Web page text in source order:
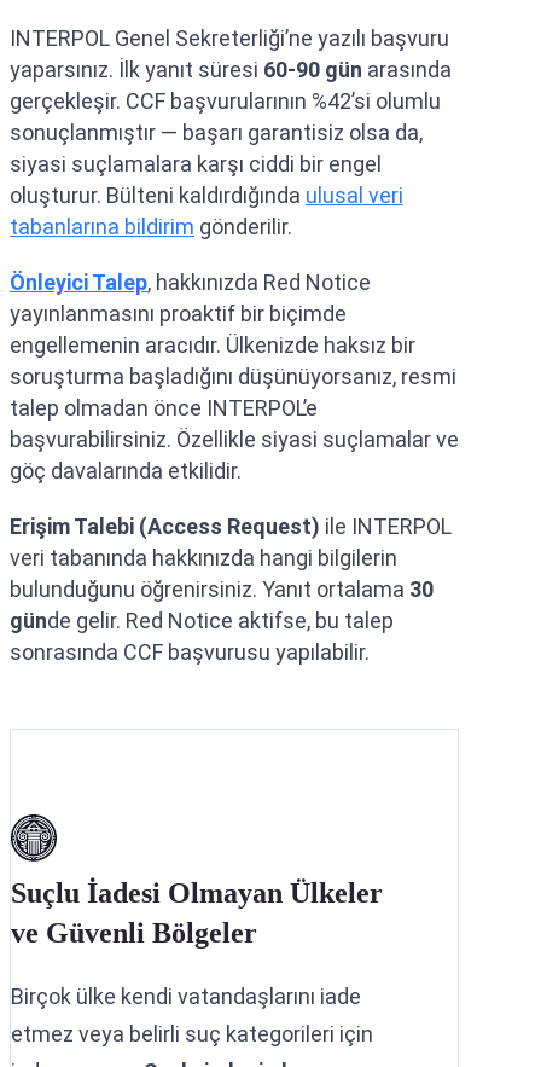
INTERPOL Genel Sekreterliği’ne yazılı başvuru
yaparsınız. İlk yanıt süresi 60-90 gün arasında
gerçekleşir. CCF başvurularının %42’si olumlu
sonuçlanmıştır — başarı garantisiz olsa da,
siyasi suçlamalara karşı ciddi bir engel
oluşturur. Bülteni kaldırdığında ulusal veri
tabanlarına bildirim gönderilir.
Önleyici Talep, hakkınızda Red Notice
yayınlanmasını proaktif bir biçimde
engellemenin aracıdır. Ülkenizde haksız bir
soruşturma başladığını düşünüyorsanız, resmi
talep olmadan önce INTERPOL’e
başvurabilirsiniz. Özellikle siyasi suçlamalar ve
göç davalarında etkilidir.
Erişim Talebi (Access Request) ile INTERPOL
veri tabanında hakkınızda hangi bilgilerin
bulunduğunu öğrenirsiniz. Yanıt ortalama 30
günde gelir. Red Notice aktifse, bu talep
sonrasında CCF başvurusu yapılabilir.
Suçlu İadesi Olmayan Ülkeler
ve Güvenli Bölgeler
Birçok ülke kendi vatandaşlarını iade
etmez veya belirli suç kategorileri için